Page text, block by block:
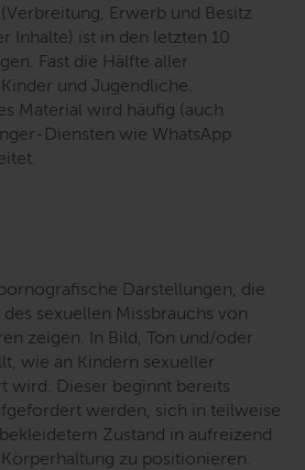
(Verbreitung, Erwerb und Besitz
Inhalte) ist in den letzten 10
Fast die Hälfte aller
und Jugendliche.
Material wird häufig (auch
Diensten wie WhatsApp
Darstellungen, die
sexuellen Missbrauchs von
zeigen. In Bild, Ton und/oder
wie an Kindern sexueller
wird. Dieser beginnt bereits
werden, sich in teilweise
Zustand in aufreizend
zu positionieren.